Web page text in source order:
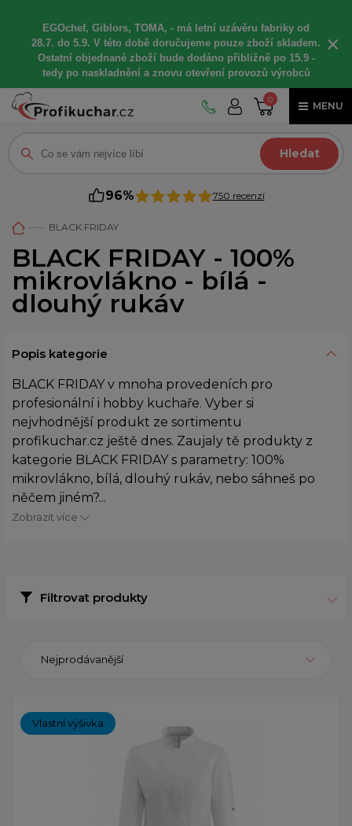
EGOchef, Giblors, TOMA, - má letní uzávěru fabriky od
28.7. do 5.9. V této době doručujeme pouze zboží skladem.
Ostatní objednané zboží bude dodáno přibližně po 15.9 -
tedy po naskladnění a znovu otevření provozů výrobců
×
0
MENU
Hledat
96% 750 recenzí
BLACK FRIDAY
BLACK FRIDAY - 100%
mikrovlákno - bílá -
dlouhý rukáv
Popis kategorie
BLACK FRIDAY v mnoha provedeních pro
profesionální i hobby kuchaře. Vyber si
nejvhodnější produkt ze sortimentu
profikuchar.cz ještě dnes. Zaujaly tě produkty z
kategorie BLACK FRIDAY s parametry: 100%
mikrovlákno, bílá, dlouhý rukáv, nebo sáhneš po
něčem jiném?...
Zobrazit více
Filtrovat produkty
Nejprodávanější
Vlastní výšivka